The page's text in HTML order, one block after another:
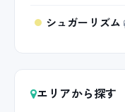
シュガーリズム
エリアから探す